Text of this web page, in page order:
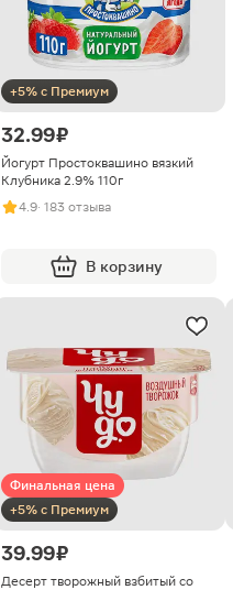
+5% с Премиум
32.99 ₽
Йогурт Простоквашино вязкий
Клубника 2.9% 110г
4.9· 183 отзыва
В корзину
Финальная цена
+5% с Премиум
39.99 ₽
Десерт творожный взбитый со